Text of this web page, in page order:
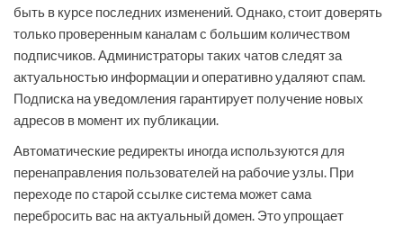
быть в курсе последних изменений. Однако, стоит доверять
только проверенным каналам с большим количеством
подписчиков. Администраторы таких чатов следят за
актуальностью информации и оперативно удаляют спам.
Подписка на уведомления гарантирует получение новых
адресов в момент их публикации.
Автоматические редиректы иногда используются для
перенаправления пользователей на рабочие узлы. При
переходе по старой ссылке система может сама
перебросить вас на актуальный домен. Это упрощает